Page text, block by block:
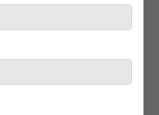
dalam sistem